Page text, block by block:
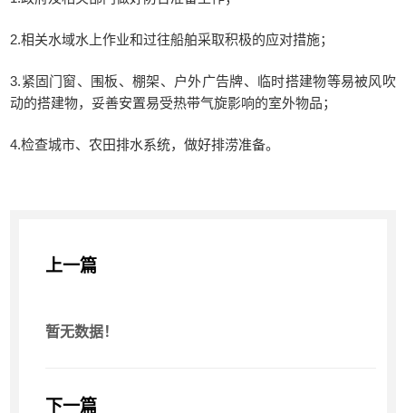
2.相关水域水上作业和过往船舶采取积极的应对措施；
3.紧固门窗、围板、棚架、户外广告牌、临时搭建物等易被风吹
动的搭建物，妥善安置易受热带气旋影响的室外物品；
4.检查城市、农田排水系统，做好排涝准备。
上一篇
暂无数据！
下一篇